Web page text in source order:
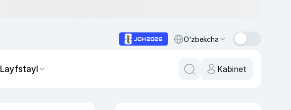
O‘zbekcha
Layfstayl Kabinet